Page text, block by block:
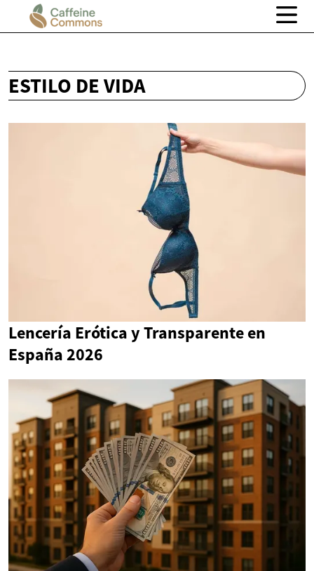
ESTILO DE VIDA
Lencería Erótica y Transparente en
España 2026